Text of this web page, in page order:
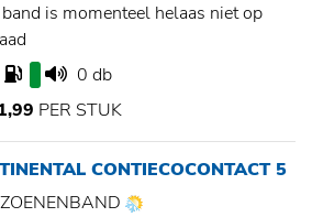
band is momenteel helaas niet op
0 db
PER STUK
CONTIECOCONTACT 5